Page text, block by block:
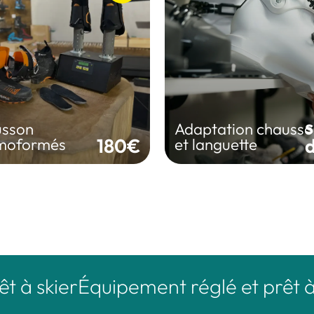
180€
thermoformés
adapté à votre
plus de confort
Adaptation
et languette
Adaptation chausson
languette
Ajustement ciblé pour
améliorer maintien et
RÉSERVER
skierÉquipement réglé et prêt à